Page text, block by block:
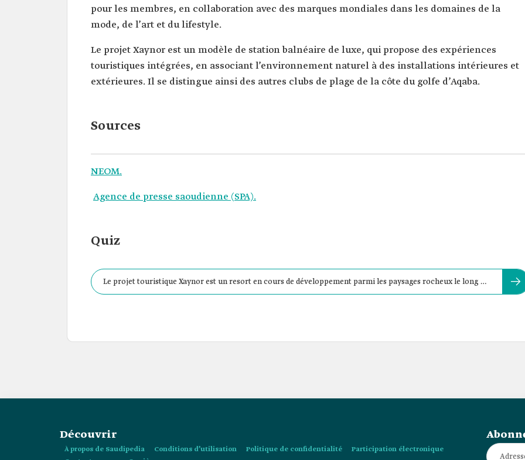
pour les membres, en collaboration avec des marques mondiales dans les domaines de la
mode, de l’art et du lifestyle.
Le projet Xaynor est un modèle de station balnéaire de luxe, qui propose des expériences
touristiques intégrées, en associant l’environnement naturel à des installations intérieures et
extérieures. Il se distingue ainsi des autres clubs de plage de la côte du golfe d’Aqaba.
Sources
NEOM.
Agence de presse saoudienne (SPA).
Quiz
Le projet touristique Xaynor est un resort en cours de développement parmi les paysages rocheux le long de
Découvrir
À propos de Saudipedia Conditions d’utilisation Politique de confidentialité
Participation électronique